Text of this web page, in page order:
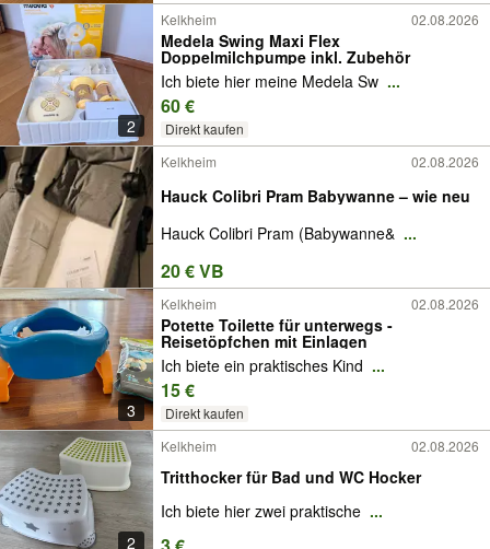
2
Kelkheim 02.08.2026
Medela Swing Maxi Flex
Doppelmilchpumpe inkl. Zubehör
Ich biete hier meine Medela Sw ...
60 €
Direkt kaufen
Kelkheim
02.08.2026
Hauck Colibri Pram Babywanne – wie neu
Hauck Colibri Pram (Babywanne& ...
20 € VB
3
Kelkheim 02.08.2026
Potette Toilette für unterwegs -
Reisetöpfchen mit Einlagen
Ich biete ein praktisches Kind ...
15 €
Direkt kaufen
2
Kelkheim 02.08.2026
Tritthocker für Bad und WC Hocker
Ich biete hier zwei praktische ...